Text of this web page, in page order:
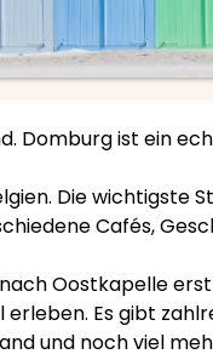
Domburg ist ein
Die wichtigste
Cafés,
Oostkapelle
Es gibt
und noch viel